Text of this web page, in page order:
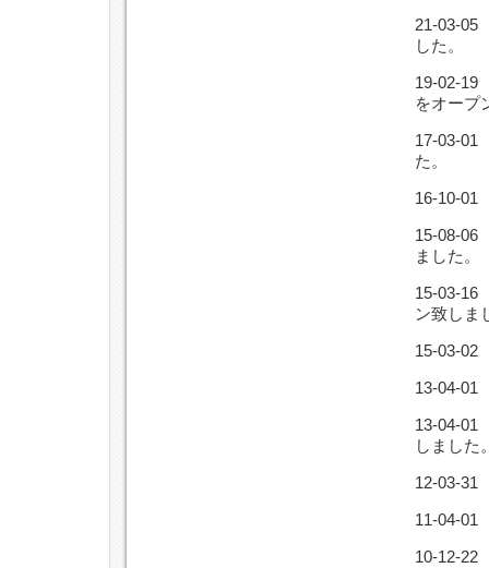
21-03-05
した。
19-02-19
をオープ
17-03-01
た。
16-10-01
15-08-06
ました。
15-03-16
ン致しま
15-03-02
13-04-01
13-04-01
しました
12-03-31
11-04-01
10-12-22